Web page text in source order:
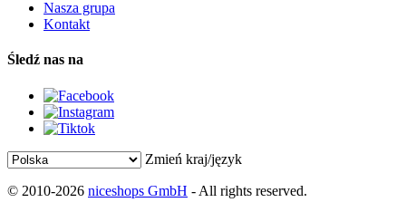
Nasza grupa
Kontakt
Śledź nas na
Zmień kraj/język
© 2010-2026 niceshops GmbH - All rights reserved.